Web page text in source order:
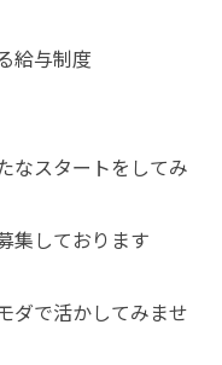
給与制度
なスタートをしてみ
集しております
ダで活かしてみませ